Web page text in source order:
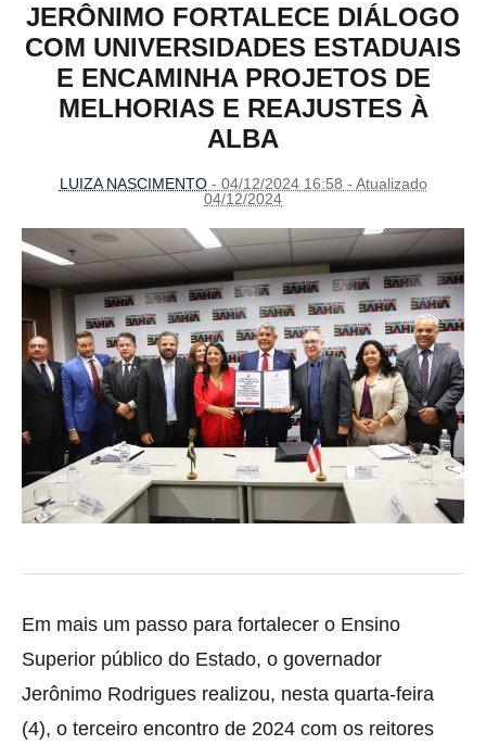
JERÔNIMO FORTALECE DIÁLOGO
COM UNIVERSIDADES ESTADUAIS
E ENCAMINHA PROJETOS DE
MELHORIAS E REAJUSTES À
ALBA
LUIZA NASCIMENTO- 04/12/2024 16:58 - Atualizado
04/12/2024
Em mais um passo para fortalecer o Ensino
Superior público do Estado, o governador
Jerônimo Rodrigues realizou, nesta quarta-feira
(4), o terceiro encontro de 2024 com os reitores